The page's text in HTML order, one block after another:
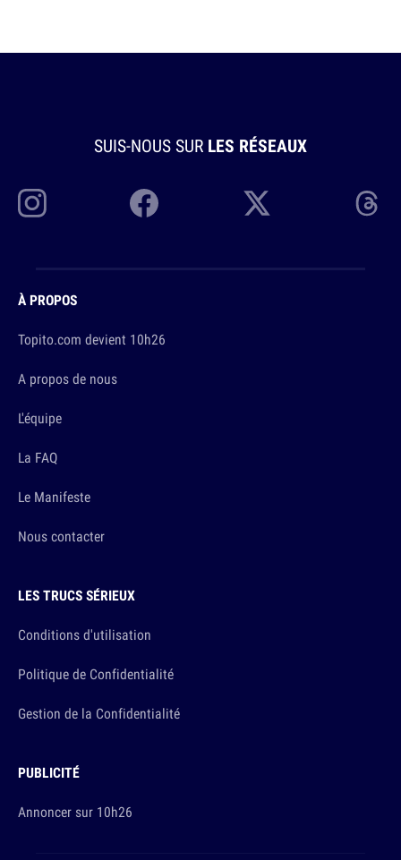
SUIS-NOUS SUR LES RÉSEAUX
À PROPOS
Topito.com devient 10h26
A propos de nous
L'équipe
La FAQ
Le Manifeste
Nous contacter
LES TRUCS SÉRIEUX
Conditions d'utilisation
Politique de Confidentialité
Gestion de la Confidentialité
PUBLICITÉ
Annoncer sur 10h26